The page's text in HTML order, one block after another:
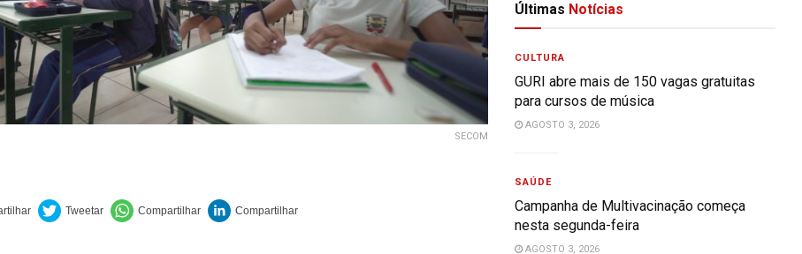
SECOM
Últimas Notícias
CULTURA
GURI abre mais de 150 vagas gratuitas
para cursos de música
AGOSTO 3, 2026
SAÚDE
Campanha de Multivacinação começa
nesta segunda-feira
AGOSTO 3, 2026